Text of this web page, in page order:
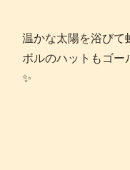
温かな太陽を浴び
ボルのハットもゴー
✨